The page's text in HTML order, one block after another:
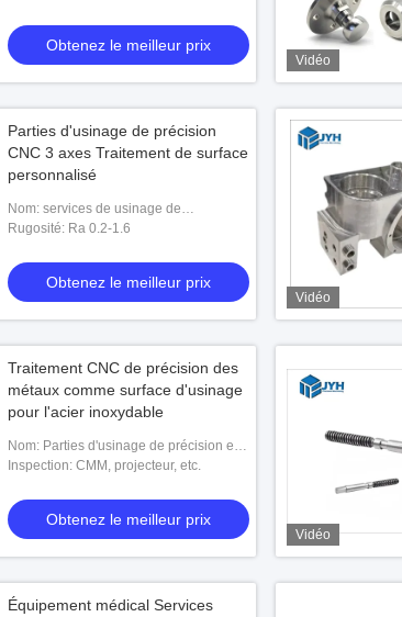
Obtenez le meilleur prix
Vidéo
Parties d'usinage de précision
CNC 3 axes Traitement de surface
personnalisé
Nom: services de usinage de
commande numérique par ordinateur de
Rugosité: Ra 0.2-1.6
Obtenez le meilleur prix
Vidéo
Traitement CNC de précision des
métaux comme surface d'usinage
pour l'acier inoxydable
Nom: Parties d'usinage de précision en
acier inoxydable
Inspection: CMM, projecteur, etc.
Obtenez le meilleur prix
Vidéo
Équipement médical Services